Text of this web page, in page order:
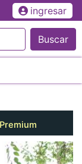
ingresar
Buscar